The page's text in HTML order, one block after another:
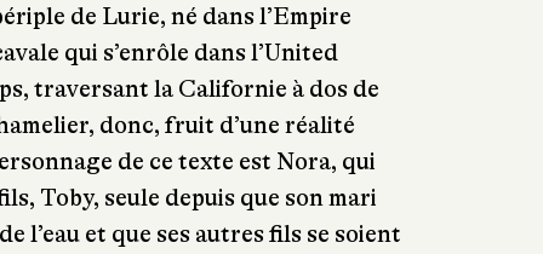
de Lurie, né dans l’Empire
qui s’enrôle dans l’United
traversant la Californie à dos de
donc, fruit d’une réalité
de ce texte est Nora, qui
Toby, seule depuis que son mari
l’eau et que ses autres fils se soient